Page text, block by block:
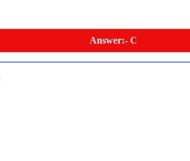
Answer:- C